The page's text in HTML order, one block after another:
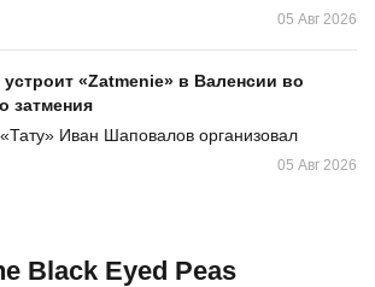
05 Авг 2026
«Zatmenie» в Валенсии во
затмения
Иван Шаповалов организовал
05 Авг 2026
Black Eyed Peas